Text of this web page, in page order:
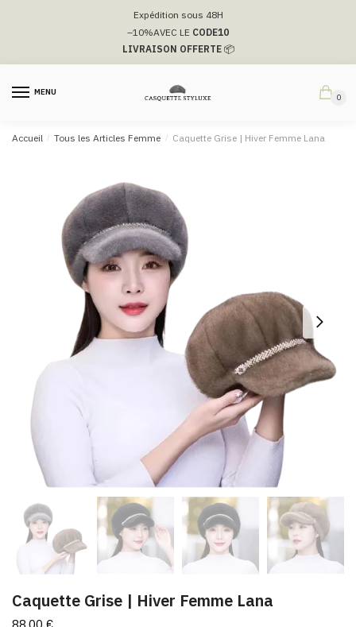
navigation
Expédition sous 48H
–10%AVEC LE CODE10
LIVRAISON OFFERTE📦
MENU
0
Accueil / Tous les Articles Femme / Caquette Grise | Hiver Femme Lana
Caquette Grise | Hiver Femme Lana